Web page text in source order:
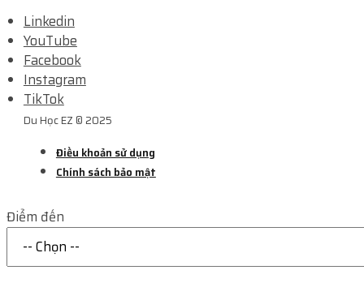
Linkedin
YouTube
Facebook
Instagram
TikTok
Du Học EZ © 2025
Điều khoản sử dụng
Chính sách bảo mật
Điểm đến